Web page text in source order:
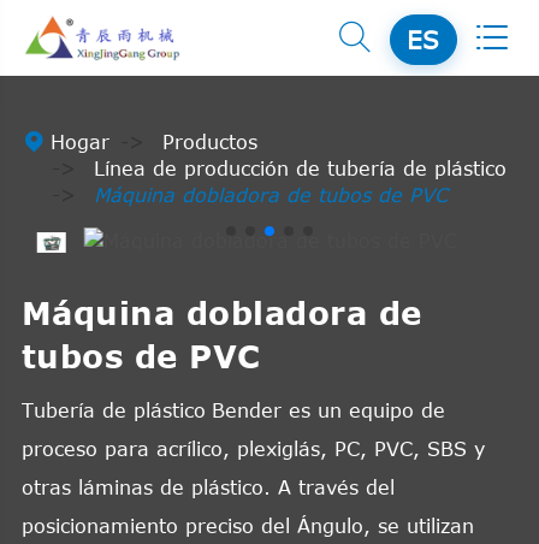
 ES 
 Hogar
Productos
Línea de producción de tubería de plástico
Máquina dobladora de tubos de PVC
Máquina dobladora de
tubos de PVC
Tubería de plástico Bender es un equipo de
proceso para acrílico, plexiglás, PC, PVC, SBS y
otras láminas de plástico. A través del
posicionamiento preciso del Ángulo, se utilizan